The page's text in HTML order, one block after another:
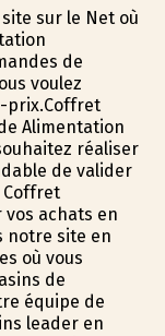
sur le Net où
de
voulez
prix.Coffret
Alimentation
réaliser
de valider
achats en
notre site en
où vous
de
équipe de
leader en